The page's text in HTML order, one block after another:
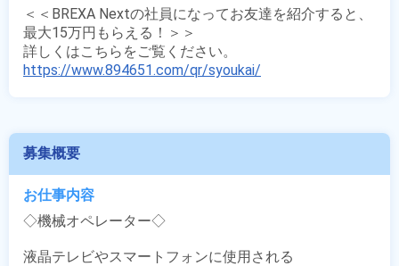
＜＜BREXA Nextの社員になってお友達を紹介すると、
最大15万円もらえる！＞＞
https://www.894651.com/qr/syoukai/
募集概要
お仕事内容
◇機械オペレーター◇
液晶テレビやスマートフォンに使用される